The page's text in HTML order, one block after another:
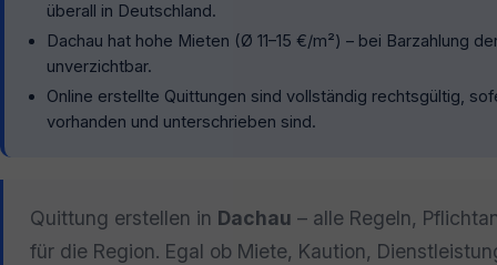
überall in Deutschland.
Dachau hat hohe Mieten (Ø 11–15 €/m²) – bei Barzahlung
unverzichtbar.
Online erstellte Quittungen sind vollständig rechtsgültig,
vorhanden und unterschrieben sind.
Quittung erstellen in Dachau – alle Regeln,
für die Region. Egal ob Miete, Kaution,